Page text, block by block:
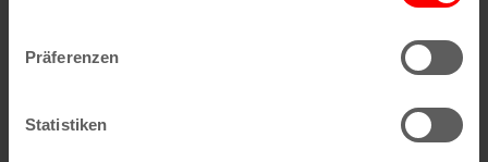
Informationen über Ihre geografische Lage
können
Präferenzen
Statistiken